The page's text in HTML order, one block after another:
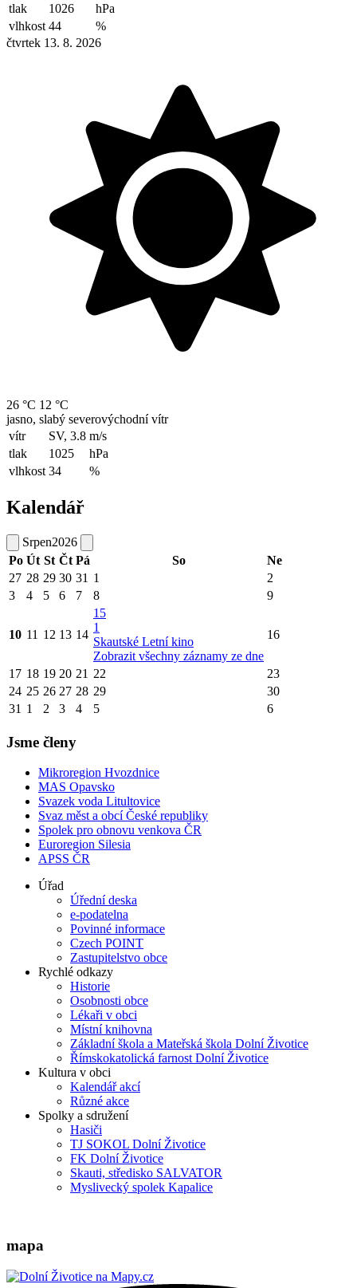
tlak
1026
hPa
vlhkost 44
%
čtvrtek 13. 8. 2026
26 °C 12 °C
jasno, slabý severovýchodní vítr
vítr
SV, 3.8 m/s
tlak
1025
hPa
vlhkost 34 %
Kalendář
Srpen2026
Po Út St Čt Pá So
Ne
27 28 29 30 31 1
2
3
4 5 6 7 8 9
10 11 12 13 14
15
1
Skautské Letní kino
Zobrazit všechny záznamy ze dne
16
17 18 19 20 21 22
23
24 25 26 27 28 29
30
31 1 2 3 4 5 6
Jsme členy
Mikroregion Hvozdnice
MAS Opavsko
Svazek voda Litultovice
Svaz měst a obcí České republiky
Spolek pro obnovu venkova ČR
Euroregion Silesia
APSS ČR
Úřad
Úřední deska
e-podatelna
Povinné informace
Czech POINT
Zastupitelstvo obce
Rychlé odkazy
Historie
Osobnosti obce
Lékaři v obci
Místní knihovna
Základní škola a Mateřská škola Dolní Životice
Římskokatolická farnost Dolní Životice
Kultura v obci
Kalendář akcí
Různé akce
Spolky a sdružení
Hasiči
TJ SOKOL Dolní Životice
FK Dolní Životice
Skauti, středisko SALVATOR
Myslivecký spolek Kapalice
mapa